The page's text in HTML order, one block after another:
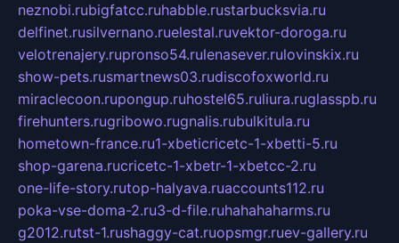
neznobi.rubigfatcc.ruhabble.rustarbucksvia.ru
delfinet.rusilvernano.ruelestal.ruvektor-doroga.ru
velotrenajery.rupronso54.rulenasever.rulovinskix.ru
show-pets.rusmartnews03.rudiscofoxworld.ru
miraclecoon.rupongup.ruhostel65.ruliura.ruglasspb.ru
firehunters.rugribowo.rugnalis.rubulkitula.ru
hometown-france.ru1-xbeticricetc-1-xbetti-5.ru
shop-garena.rucricetc-1-xbetr-1-xbetcc-2.ru
one-life-story.rutop-halyava.ruaccounts112.ru
poka-vse-doma-2.ru3-d-file.ruhahahaharms.ru
g2012.rutst-1.rushaggy-cat.ruopsmgr.ruev-gallery.ru